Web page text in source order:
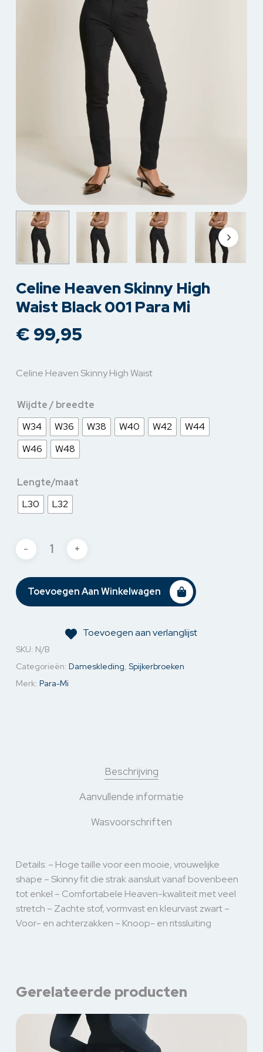
Celine Heaven Skinny High
Waist Black 001 Para Mi
€ 99,95
Celine Heaven Skinny High Waist
Wijdte / breedte
W34
W36 W38 W40 W42
W44
W46
W48
Lengte/maat
L30
L32
Toevoegen Aan Winkelwagen
Toevoegen aan verlanglijst
SKU: N/B
Categorieën: Dameskleding, Spijkerbroeken
Merk: Para-Mi
Beschrijving
Aanvullende informatie
Wasvoorschriften
Details: – Hoge taille voor een mooie, vrouwelijke
shape – Skinny fit die strak aansluit vanaf bovenbeen
tot enkel – Comfortabele Heaven-kwaliteit met veel
stretch – Zachte stof, vormvast en kleurvast zwart –
Voor- en achterzakken – Knoop- en ritssluiting
Gerelateerde producten